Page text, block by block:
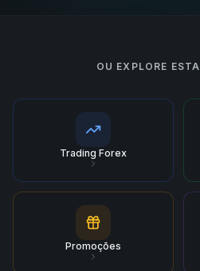
OU EXPLORE
Trading Forex
Promoções